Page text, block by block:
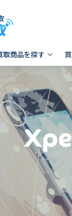
取商品を探す
-
-
-
ック解除
化方法